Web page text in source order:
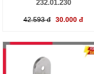
232.01.230
42.593 đ 30.000 đ